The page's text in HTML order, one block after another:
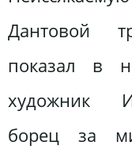
Дантовой
показал в
художник
борец за